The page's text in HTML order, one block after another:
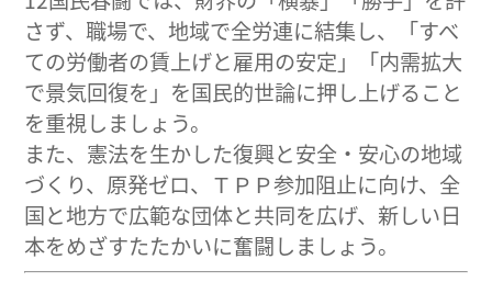
さず、職場で、地域で全労連に結集し、「すべ
ての労働者の賃上げと雇用の安定」「内需拡大
で景気回復を」を国民的世論に押し上げること
を重視しましょう。
また、憲法を生かした復興と安全・安心の地域
づくり、原発ゼロ、ＴＰＰ参加阻止に向け、全
国と地方で広範な団体と共同を広げ、新しい日
本をめざすたたかいに奮闘しましょう。